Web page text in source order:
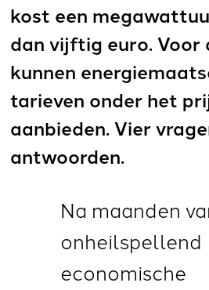
kost een
dan vijftig euro. Voor
kunnen
tarieven onder het
aanbieden. Vier
antwoorden.
Na maanden
onheilspellend
economische